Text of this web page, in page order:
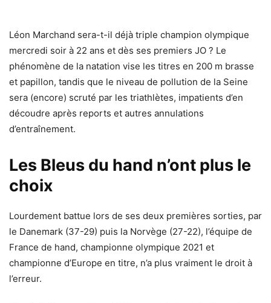
Léon Marchand sera-t-il déjà triple champion olympique
mercredi soir à 22 ans et dès ses premiers JO ? Le
phénomène de la natation vise les titres en 200 m brasse
et papillon, tandis que le niveau de pollution de la Seine
sera (encore) scruté par les triathlètes, impatients d’en
découdre après reports et autres annulations
d’entraînement.
Les Bleus du hand n’ont plus le
choix
Lourdement battue lors de ses deux premières sorties, par
le Danemark (37-29) puis la Norvège (27-22), l’équipe de
France de hand, championne olympique 2021 et
championne d’Europe en titre, n’a plus vraiment le droit à
l’erreur.